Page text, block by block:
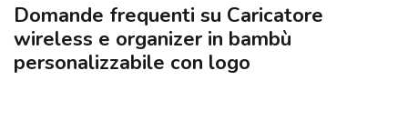
Domande frequenti su Caricatore
wireless e organizer in bambù
personalizzabile con logo